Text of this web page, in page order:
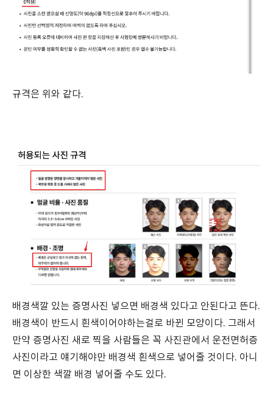
규격은 위와 같다.
배경색깔 있는 증명사진 넣으면 배경색 있다고 안된다고 뜬다.
배경색이 반드시 흰색이어야하는걸로 바뀐 모양이다. 그래서
만약 증명사진 새로 찍을 사람들은 꼭 사진관에서 운전면허증
사진이라고 얘기해야만 배경색 흰색으로 넣어줄 것이다. 아니
면 이상한 색깔 배경 넣어줄 수도 있다.